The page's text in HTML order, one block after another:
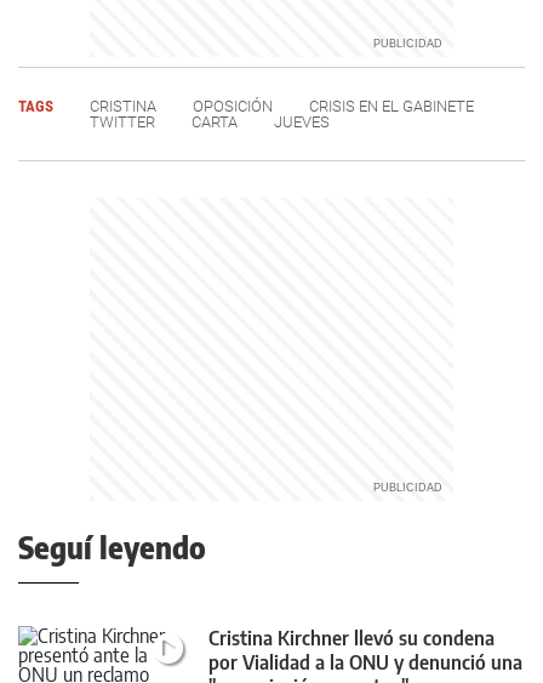
TAGS CRISTINA OPOSICIÓN
CRISIS EN EL GABINETE
TWITTER
CARTA JUEVES
Seguí leyendo
Cristina Kirchner llevó su condena
por Vialidad a la ONU y denunció una